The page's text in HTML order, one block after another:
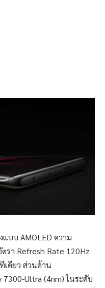
แบบ AMOLED ความ
รา Refresh Rate 120Hz
เดียว ส่วนด้าน
Ultra (4nm) ในระดับ